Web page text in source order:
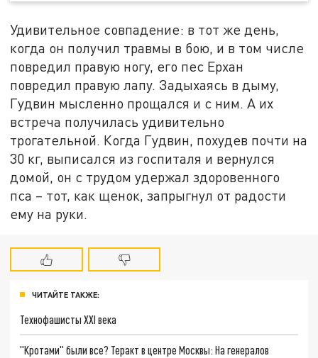
Удивительное совпадение: в тот же день,
когда он получил травмы в бою, и в том числе
повредил правую ногу, его пес Ерхан
повредил правую лапу. Задыхаясь в дыму,
Гудвин мысленно прощался и с ним. А их
встреча получилась удивительно
трогательной. Когда Гудвин, похудев почти на
30 кг, выписался из госпиталя и вернулся
домой, он с трудом удержал здоровенного
пса – тот, как щенок, запрыгнул от радости
ему на руки.
ЧИТАЙТЕ ТАКЖЕ:
Технофашисты XXI века
"Кротами" были все? Теракт в центре Москвы: На генералов